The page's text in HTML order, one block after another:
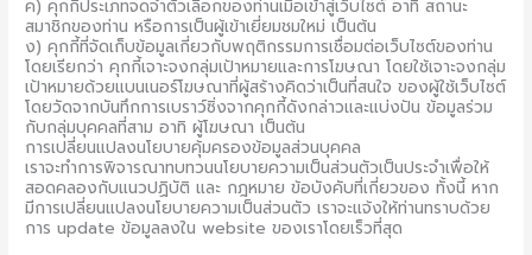
ค) คุกกี้ประเภทจดจำตัวเลือกของท่านเมื่อเข้าสู่เว็บไซต์ อาทิ สถานะ
สมาชิกของท่าน หรือการเป็นผู้เข้าเยี่ยมชมใหม่ เป็นต้น
ง) คุกกี้ที่จัดเก็บข้อมูลเกี่ยวกับพฤติกรรมการเชื่อมต่อเว็บไซต์ของท่าน
โดยเรียกว่า คุกกี้เจาะจงกลุ่มเป้าหมายและการโฆษณา โดยใช้เจาะจงกลุ่ม
เป้าหมายด้วยแบนเนอร์โฆษณาที่ผู้สร้างคิดว่าเป็นที่สนใจ ของผู้ใช้เว็บไซต์
โดยวัดจากบันทึกการเบราว์ซิ่งจากคุกกี้ดังกล่าวและแบ่งปัน ข้อมูลร่วม
กับกลุ่มบุคคลที่สาม อาทิ ผู้โฆษณา เป็นต้น
การเปลี่ยนแปลงนโยบายคุ้มครองข้อมูลส่วนบุคคล
เราจะทำการพิจารณาทบทวนนโยบายความเป็นส่วนตัวเป็นประจำเพื่อให้
สอดคลองกับแนวปฏิบัติ และ กฎหมาย ข้อบังคับที่เกี่ยวของ ทั้งนี้ หาก
มีการเปลี่ยนแปลงนโยบายความเป็นส่วนตัว เราจะแจ้งให้ท่านทราบด้วย
การ update ข้อมูลลงใน website ของเราโดยเร็วที่สุด